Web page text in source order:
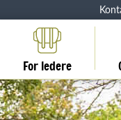
For ledere